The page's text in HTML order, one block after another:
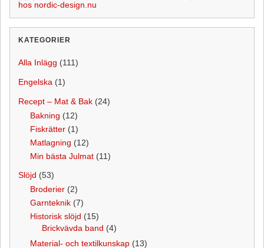
KATEGORIER
Alla Inlägg (111)
Engelska (1)
Recept – Mat & Bak (24)
Bakning (12)
Fiskrätter (1)
Matlagning (12)
Min bästa Julmat (11)
Slöjd (53)
Broderier (2)
Garnteknik (7)
Historisk slöjd (15)
Brickvävda band (4)
Material- och textilkunskap (13)